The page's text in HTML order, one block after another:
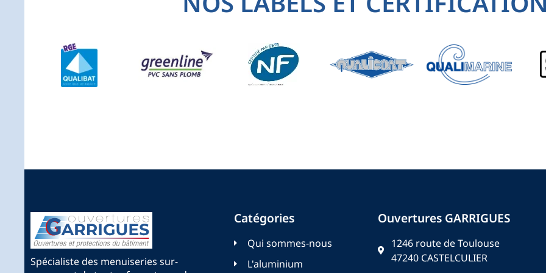
Spécialiste des menuiseries sur-
Catégories
Qui sommes-nous
L'aluminium
Ouvertures GARRIGUES
1246 route de Toulouse
47240 CASTELCULIER